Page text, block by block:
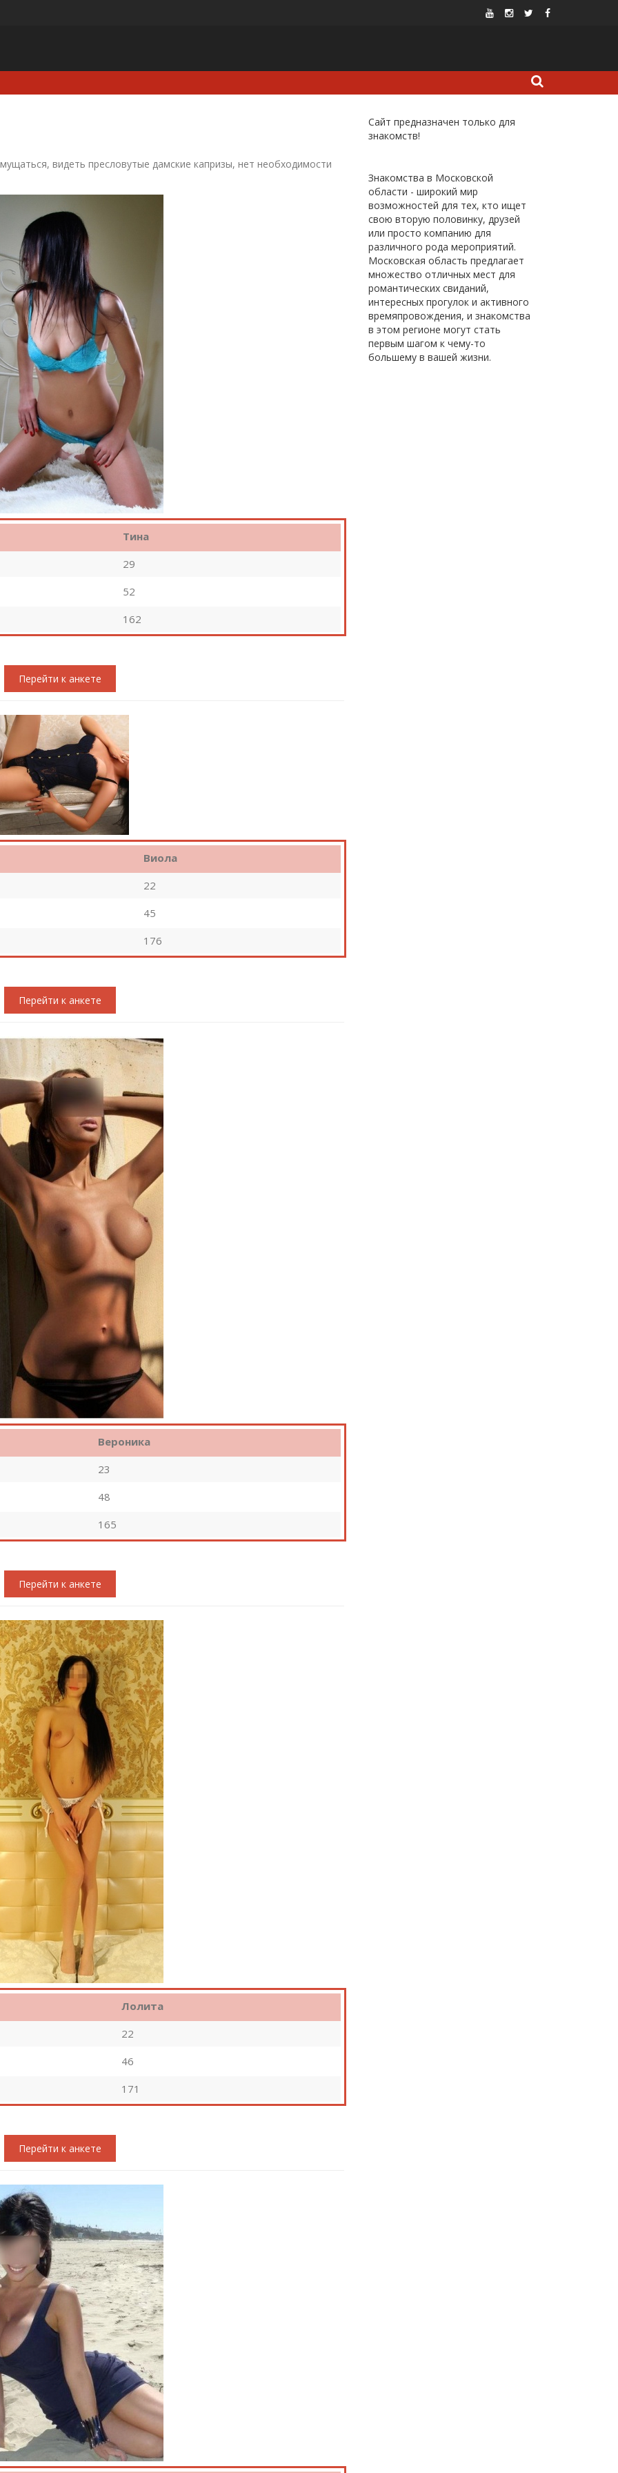
видеть пресловутые дамские капризы, нет необходимости
Тина
29
52
162
Перейти к анкете
Виола
22
45
176
Перейти к анкете
Вероника
23
48
165
Перейти к анкете
Лолита
22
46
171
Перейти к анкете
Сайт предназначен только для
знакомств!
Знакомства в Московской
области - широкий мир
возможностей для тех, кто ищет
свою вторую половинку, друзей
или просто компанию для
различного рода мероприятий.
Московская область предлагает
множество отличных мест для
романтических свиданий,
интересных прогулок и активного
времяпровождения, и знакомства
в этом регионе могут стать
первым шагом к чему-то
большему в вашей жизни.